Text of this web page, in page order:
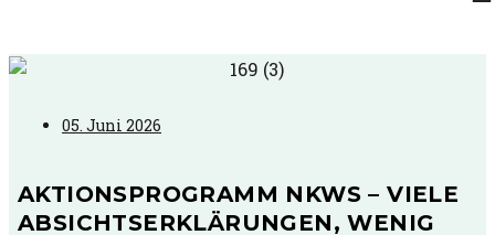
05. Juni 2026
AKTIONSPROGRAMM NKWS – VIELE
ABSICHTSERKLÄRUNGEN, WENIG